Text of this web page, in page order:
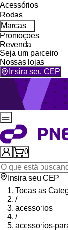
Acessórios
Rodas
Marcas
Promoções
Revenda
Seja um parceiro
Nossas lojas
Insira seu CEP
0
Insira seu CEP
Todas as
/
acessorios
/
acessorios-